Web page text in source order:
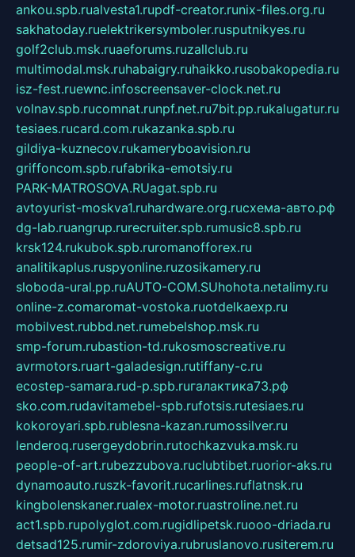
ankou.spb.rualvesta1.rupdf-creator.runix-files.org.ru
sakhatoday.ruelektrikersymboler.rusputnikyes.ru
golf2club.msk.ruaeforums.ruzallclub.ru
multimodal.msk.ruhabaigry.ruhaikko.rusobakopedia.ru
isz-fest.ruewnc.infoscreensaver-clock.net.ru
volnav.spb.rucomnat.runpf.net.ru7bit.pp.rukalugatur.ru
tesiaes.rucard.com.rukazanka.spb.ru
gildiya-kuznecov.rukameryboavision.ru
griffoncom.spb.rufabrika-emotsiy.ru
PARK-MATROSOVA.RUagat.spb.ru
avtoyurist-moskva1.ruhardware.org.ruсхема-авто.рф
dg-lab.ruangrup.rurecruiter.spb.rumusic8.spb.ru
krsk124.rukubok.spb.ruromanofforex.ru
analitikaplus.ruspyonline.ruzosikamery.ru
sloboda-ural.pp.ruAUTO-COM.SUhohota.netalimy.ru
online-z.comaromat-vostoka.ruotdelkaexp.ru
mobilvest.rubbd.net.rumebelshop.msk.ru
smp-forum.rubastion-td.rukosmoscreative.ru
avrmotors.ruart-galadesign.rutiffany-c.ru
ecostep-samara.rud-p.spb.ruгалактика73.рф
sko.com.rudavitamebel-spb.rufotsis.rutesiaes.ru
kokoroyari.spb.rublesna-kazan.rumossilver.ru
lenderoq.rusergeydobrin.rutochkazvuka.msk.ru
people-of-art.rubezzubova.ruclubtibet.ruorior-aks.ru
dynamoauto.ruszk-favorit.rucarlines.ruflatnsk.ru
kingbolenskaner.rualex-motor.ruastroline.net.ru
act1.spb.rupolyglot.com.rugidlipetsk.ruooo-driada.ru
detsad125.rumir-zdoroviya.rubruslanovo.rusiterem.ru